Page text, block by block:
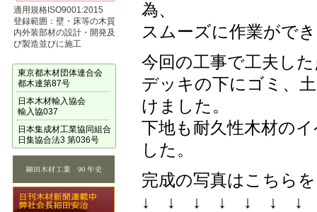
適用規格ISO9001:2015
登録範囲：壁・床等の木質
内外装部材の設計・開発及
び製造並びに施工
東京都木材団体連合会
都木連第87号
日本木材輸入協会
輸入協037
日本集成材工業協同組合
日集協合法3 第036号
為、
スムーズに作業がで
今回の工事で工夫し
デッキの下にゴミ、
けました。
下地も耐久性木材の
した。
完成の写真はこちら
↓ ↓ ↓ ↓ ↓ ↓ ↓